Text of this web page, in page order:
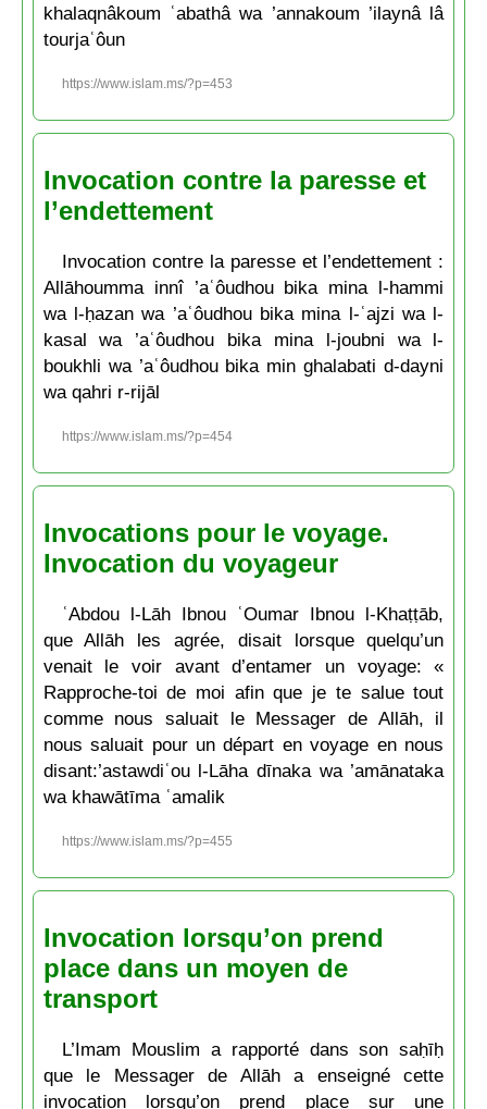
khalaqnâkoum ʿabathâ wa ’annakoum ’ilaynâ lâ
tourjaʿôun
https://www.islam.ms/?p=453
Invocation contre la paresse et
l’endettement
Invocation contre la paresse et l’endettement :
Allāhoumma innî ’aʿôudhou bika mina l-hammi
wa l-ḥazan wa ’aʿôudhou bika mina l-ʿajzi wa l-
kasal wa ’aʿôudhou bika mina l-joubni wa l-
boukhli wa ’aʿôudhou bika min ghalabati d-dayni
wa qahri r-rijāl
https://www.islam.ms/?p=454
Invocations pour le voyage.
Invocation du voyageur
ʿAbdou l-Lāh Ibnou ʿOumar Ibnou l-Khaṭṭāb,
que Allāh les agrée, disait lorsque quelqu’un
venait le voir avant d’entamer un voyage: «
Rapproche-toi de moi afin que je te salue tout
comme nous saluait le Messager de Allāh, il
nous saluait pour un départ en voyage en nous
disant:’astawdiʿou l-Lāha dīnaka wa ’amānataka
wa khawātīma ʿamalik
https://www.islam.ms/?p=455
Invocation lorsqu’on prend
place dans un moyen de
transport
L’Imam Mouslim a rapporté dans son saḥīḥ
que le Messager de Allāh a enseigné cette
invocation lorsqu’on prend place sur une